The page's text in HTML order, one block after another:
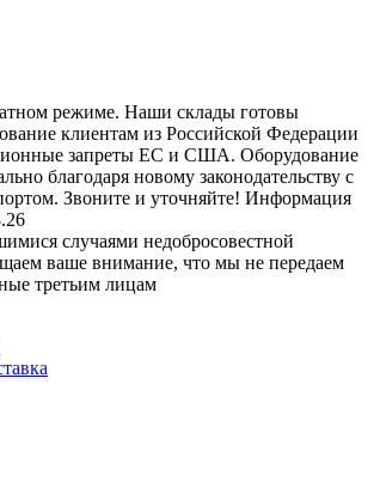
режиме. Наши склады готовы
клиентам из Российской Федерации
запреты ЕС и США. Оборудование
благодаря новому законодательству с
Звоните и уточняйте! Информация
случаями недобросовестной
ваше внимание, что мы не передаем
третьим лицам